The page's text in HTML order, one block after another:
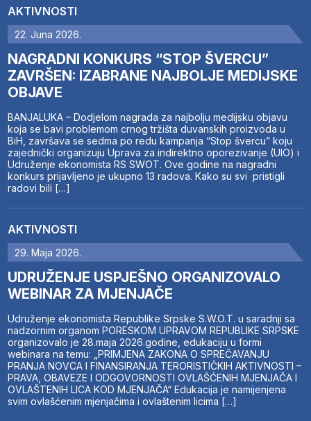
AKTIVNOSTI
22. Juna 2026.
NAGRADNI KONKURS “STOP ŠVERCU”
ZAVRŠEN: IZABRANE NAJBOLJE MEDIJSKE
OBJAVE
BANJALUKA – Dodjelom nagrada za najbolju medijsku objavu
koja se bavi problemom crnog tržišta duvanskih proizvoda u
BiH, završava se sedma po redu kampanja “Stop švercu” koju
zajednički organizuju Uprava za indirektno oporezivanje (UIO) i
Udruženje ekonomista RS SWOT. Ove godine na nagradni
konkurs prijavljeno je ukupno 13 radova. Kako su svi pristigli
radovi bili […]
AKTIVNOSTI
29. Maja 2026.
UDRUŽENJE USPJEŠNO ORGANIZOVALO
WEBINAR ZA MJENJAČE
Udruženje ekonomista Republike Srpske S.W.O.T. u saradnji sa
nadzornim organom PORESKOM UPRAVOM REPUBLIKE SRPSKE
organizovalo je 28.maja 2026.godine, edukaciju u formi
webinara na temu: „PRIMJENA ZAKONA O SPREČAVANJU
PRANJA NOVCA I FINANSIRANJA TERORISTIČKIH AKTIVNOSTI –
PRAVA, OBAVEZE I ODGOVORNOSTI OVLAŠĆENIH MJENJAČA I
OVLAŠTENIH LICA KOD MJENJAČA“ Edukacija je namijenjena
svim ovlašćenim mjenjačima i ovlaštenim licima […]